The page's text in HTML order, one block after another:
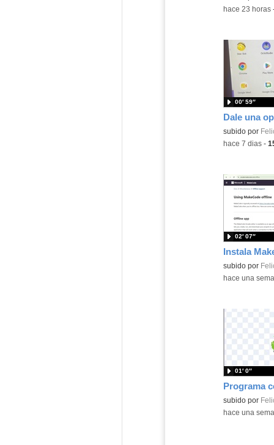
-hace 23 horas
Contenido
subido por
00′ 59″
-hace 7 dias-
Contenido
subido por
02′ 07″
-hace una
Contenido
subido por
01′ 0″
-hace una